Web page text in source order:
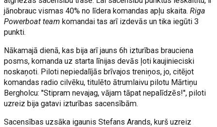
jānobrauc vismas 40% no līdera komandas apļu skaita.Riga
Powerboat team komandai tas arī izdevās un tika iegūti 3
punkti.
Nākamajā dienā, kas bija arī jauns 6h izturības brauciena
posms, komanda uz starta līnijas devās ļoti kaujinieciski
noskaņoti. Piloti nepiedalījās brīvajos treniņos, jo, citējot
komandas radio cilvēku, titulēto ātrumlaivu pilotu Mārtiņu
Bergholcu: ''Stipram nevajag, vājam tāpat nepalīdzēs!'', piloti
uzreiz bija gatavi izturības sacensībām.
Sacensības uzsāka igaunis Stefans Arands, kurš uzreiz